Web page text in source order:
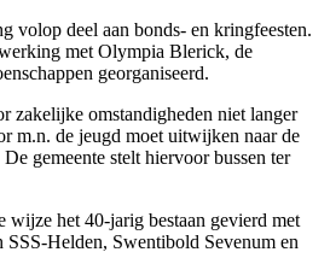
volop deel aan bonds- en kringfeesten.
met Olympia Blerick, de
georganiseerd.
zakelijke omstandigheden niet langer
m.n. de jeugd moet uitwijken naar de
gemeente stelt hiervoor bussen ter
het 40-jarig bestaan gevierd met
SSS-Helden, Swentibold Sevenum en